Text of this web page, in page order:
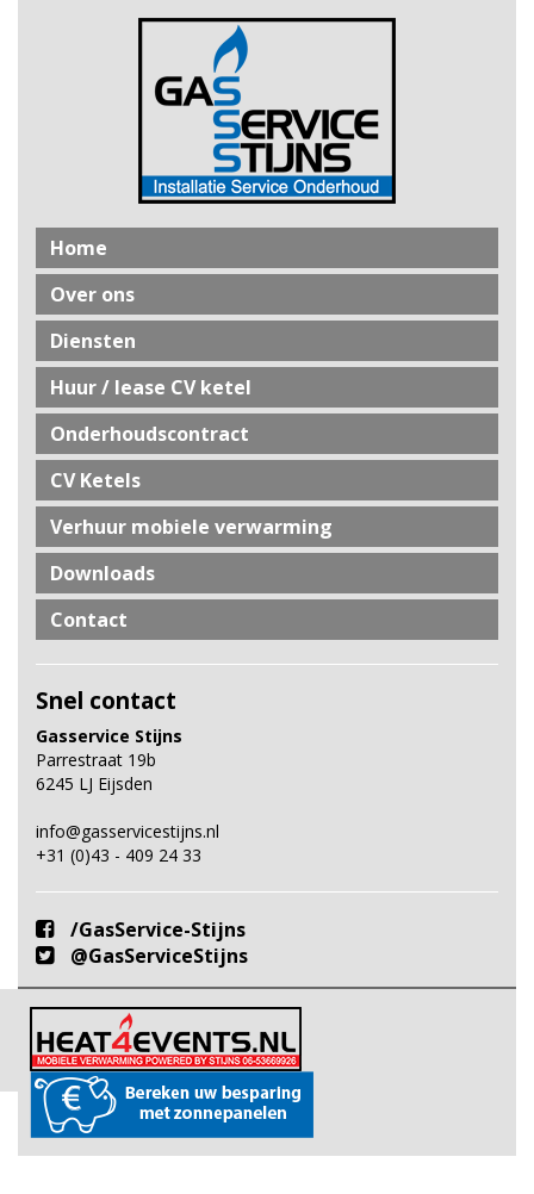
Home
Over ons
Diensten
Huur / lease CV ketel
Onderhoudscontract
CV Ketels
Verhuur mobiele verwarming
Downloads
Contact
Snel contact
Gasservice Stijns
Parrestraat 19b
6245 LJ Eijsden
info@gasservicestijns.nl
+31 (0)43 - 409 24 33
/GasService-Stijns
@GasServiceStijns